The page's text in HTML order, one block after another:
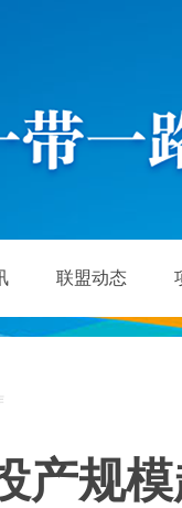
联盟动态
产规